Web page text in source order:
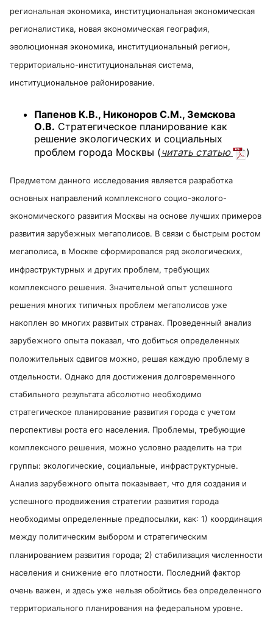
региональная экономика, институциональная экономическая
регионалистика, новая экономическая география,
эволюционная экономика, институциональный регион,
территориально-институциональная система,
институциональное районирование.
Папенов К.В., Никоноров С.М., Земскова
О.В. Стратегическое планирование как
решение экологических и социальных
проблем города Москвы (читать статью )
Предметом данного исследования является разработка
основных направлений комплексного социо-эколого-
экономического развития Москвы на основе лучших примеров
развития зарубежных мегаполисов. В связи с быстрым ростом
мегаполиса, в Москве сформировался ряд экологических,
инфраструктурных и других проблем, требующих
комплексного решения. Значительной опыт успешного
решения многих типичных проблем мегаполисов уже
накоплен во многих развитых странах. Проведенный анализ
зарубежного опыта показал, что добиться определенных
положительных сдвигов можно, решая каждую проблему в
отдельности. Однако для достижения долговременного
стабильного результата абсолютно необходимо
стратегическое планирование развития города с учетом
перспективы роста его населения. Проблемы, требующие
комплексного решения, можно условно разделить на три
группы: экологические, социальные, инфраструктурные.
Анализ зарубежного опыта показывает, что для создания и
успешного продвижения стратегии развития города
необходимы определенные предпосылки, как: 1) координация
между политическим выбором и стратегическим
планированием развития города; 2) стабилизация численности
населения и снижение его плотности. Последний фактор
очень важен, и здесь уже нельзя обойтись без определенного
территориального планирования на федеральном уровне.